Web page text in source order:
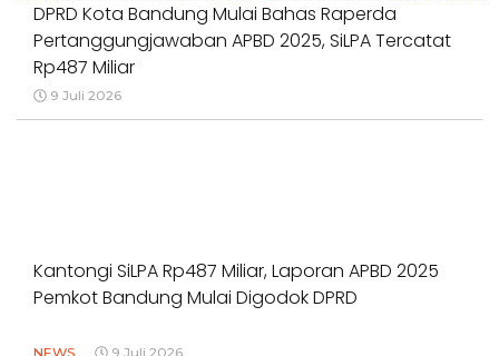
DPRD Kota Bandung Mulai Bahas Raperda
Pertanggungjawaban APBD 2025, SiLPA Tercatat
Rp487 Miliar
9 Juli 2026
Kantongi SiLPA Rp487 Miliar, Laporan APBD 2025
Pemkot Bandung Mulai Digodok DPRD
NEWS 9 Juli 2026